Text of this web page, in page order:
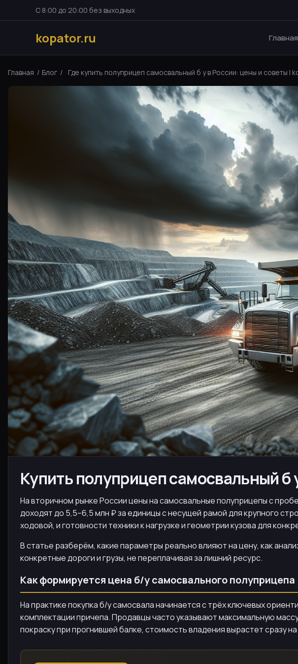
С 8:00 до 20:00 без выходных
kopator.ru Главная
Главная / Блог / Где купить полуприцеп самосвальный б у в России: цены и советы |
Купить полуприцеп самосвальный б
На вторичном рынке России цены на самосвальные полуприцепы с
доходят до 5,5–6,5 млн ₽ за единицы с несущей рамой для крупного
ходовой, и готовности техники к нагрузке и геометрии кузова для
В статье разберём, какие параметры реально влияют на цену, как
конкретные дороги и грузы, не переплачивая за лишний ресурс.
Как формируется цена б/у самосвального полуприцепа
На практике покупка б/у самосвала начинается с трёх ключевых
комплектации причепа. Продавцы часто указывают максимальную
покраску при прогнившей балке, стоимость владения вырастет сразу